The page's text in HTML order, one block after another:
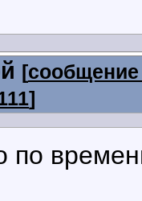
[сообщение
]
по